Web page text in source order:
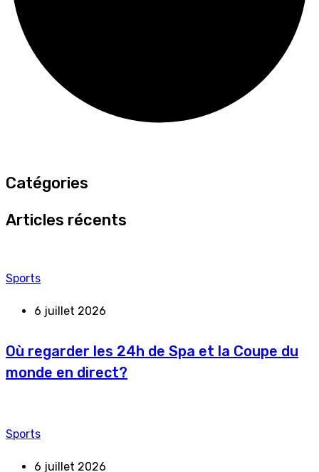
Catégories
Articles récents
Sports
6 juillet 2026
Où regarder les 24h de Spa et la Coupe du
monde en direct?
Sports
6 juillet 2026